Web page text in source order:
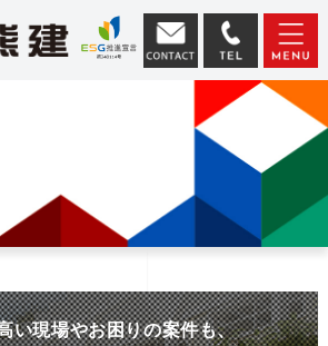
い現場やお困りの案件も、